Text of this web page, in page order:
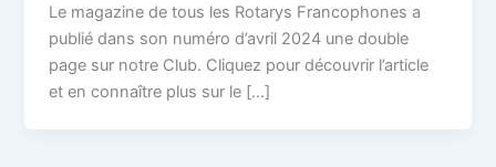
Le magazine de tous les Rotarys Francophones a
publié dans son numéro d’avril 2024 une double
page sur notre Club. Cliquez pour découvrir l’article
et en connaître plus sur le […]